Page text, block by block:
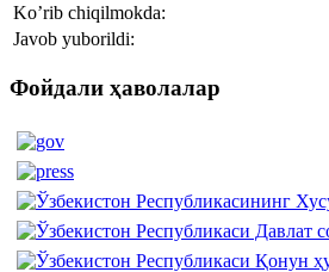
Ko’rib chiqilmokda:
Javob yuborildi:
Фойдали ҳаволалар